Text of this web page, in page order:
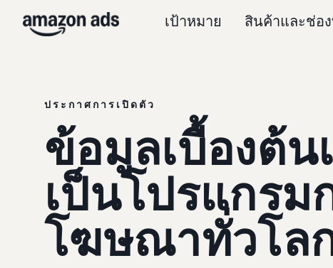
เป้าหมาย สินค้าและช่อง
ประกาศการเปิดตัว
ข้อมูลเบื้องต้น
เป็นโปรแกร
โฆษณาทั่วโล